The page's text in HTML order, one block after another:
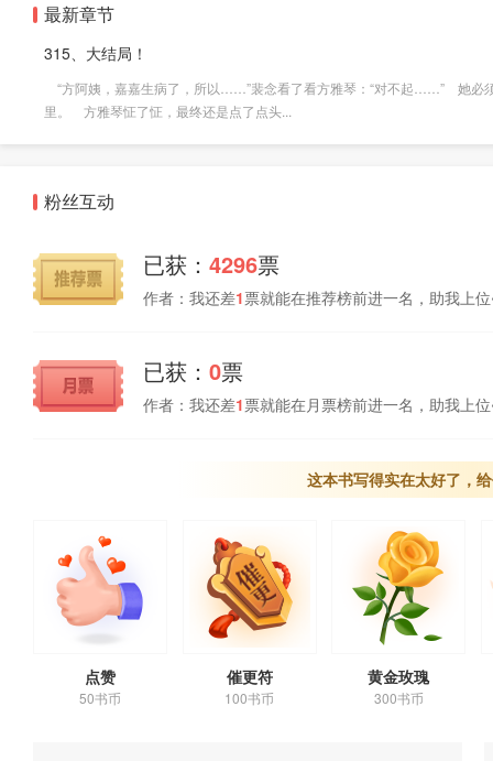
最新章节
315、大结局！
“方阿姨，嘉嘉生病了，所以……”裴念看了看方雅琴：“对不起……” 她必
里。 方雅琴怔了怔，最终还是点了点头...
粉丝互动
已获： 4296票
作者：我还差1票就能在推荐榜前进一名，助我上
已获： 0票
作者：我还差1票就能在月票榜前进一名，助我上
这本书写得实在太好了，
点赞
50书币
催更符
100书币
黄金玫瑰
300书币